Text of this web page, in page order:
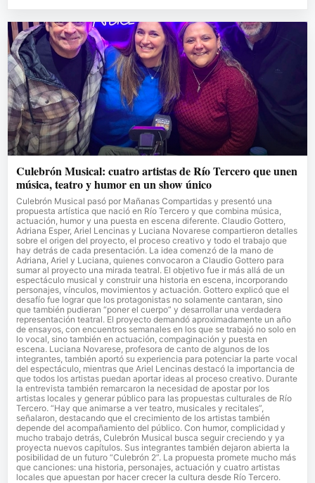
Culebrón Musical: cuatro artistas de Río Tercero que unen
música, teatro y humor en un show único
Culebrón Musical pasó por Mañanas Compartidas y presentó una
propuesta artística que nació en Río Tercero y que combina música,
actuación, humor y una puesta en escena diferente. Claudio Gottero,
Adriana Esper, Ariel Lencinas y Luciana Novarese compartieron detalles
sobre el origen del proyecto, el proceso creativo y todo el trabajo que
hay detrás de cada presentación. La idea comenzó de la mano de
Adriana, Ariel y Luciana, quienes convocaron a Claudio Gottero para
sumar al proyecto una mirada teatral. El objetivo fue ir más allá de un
espectáculo musical y construir una historia en escena, incorporando
personajes, vínculos, movimientos y actuación. Gottero explicó que el
desafío fue lograr que los protagonistas no solamente cantaran, sino
que también pudieran “poner el cuerpo” y desarrollar una verdadera
representación teatral. El proyecto demandó aproximadamente un año
de ensayos, con encuentros semanales en los que se trabajó no solo en
lo vocal, sino también en actuación, compaginación y puesta en
escena. Luciana Novarese, profesora de canto de algunos de los
integrantes, también aportó su experiencia para potenciar la parte vocal
del espectáculo, mientras que Ariel Lencinas destacó la importancia de
que todos los artistas puedan aportar ideas al proceso creativo. Durante
la entrevista también remarcaron la necesidad de apostar por los
artistas locales y generar público para las propuestas culturales de Río
Tercero. “Hay que animarse a ver teatro, musicales y recitales”,
señalaron, destacando que el crecimiento de los artistas también
depende del acompañamiento del público. Con humor, complicidad y
mucho trabajo detrás, Culebrón Musical busca seguir creciendo y ya
proyecta nuevos capítulos. Sus integrantes también dejaron abierta la
posibilidad de un futuro “Culebrón 2”. La propuesta promete mucho más
que canciones: una historia, personajes, actuación y cuatro artistas
locales que apuestan por hacer crecer la cultura desde Río Tercero.